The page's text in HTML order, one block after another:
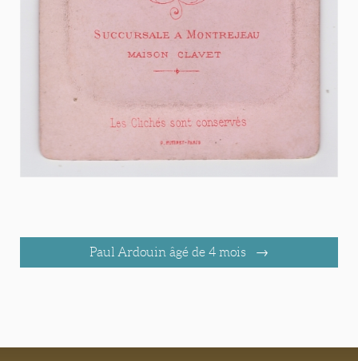
Paul Ardouin âgé de 4 mois